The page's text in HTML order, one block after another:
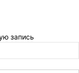
запись